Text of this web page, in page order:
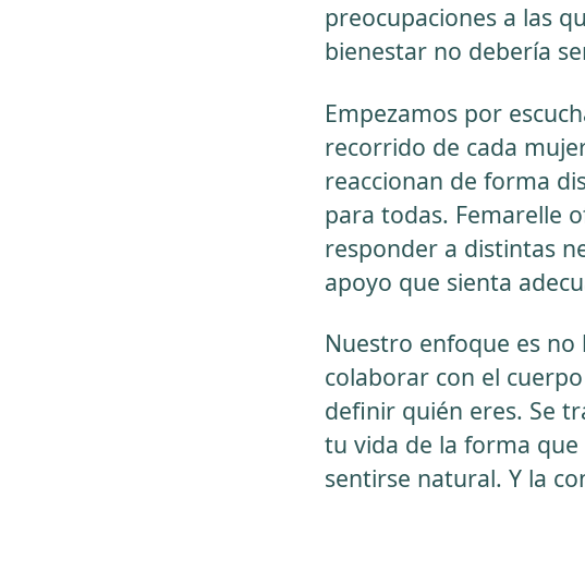
preocupaciones a las
bienestar no debería
Empezamos por
recorrido de cada
reaccionan de forma
para todas. Femarelle
responder a distintas
apoyo que sienta
Nuestro enfoque es
colaborar con el
definir quién eres. Se
tu vida de la forma
sentirse natural. Y la